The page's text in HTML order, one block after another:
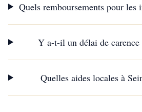
Quels remboursements pour les
Y a-t-il un délai de carence
Quelles aides locales à